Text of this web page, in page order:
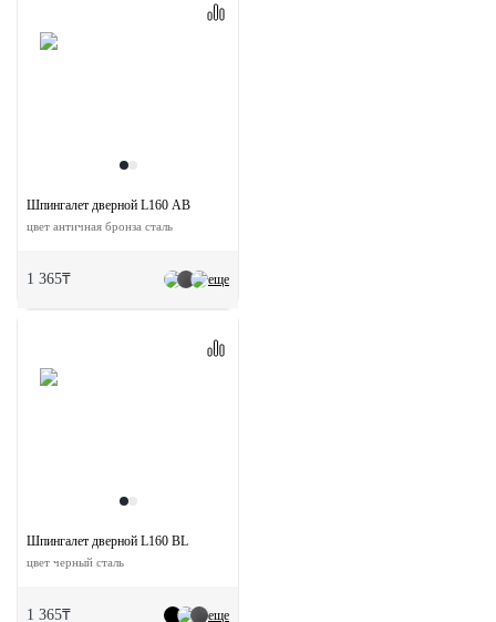
еще
Шпингалет дверной L160 AB
цвет античная бронза сталь
1 365₸
еще
Шпингалет дверной L160 BL
цвет черный сталь
1 365₸